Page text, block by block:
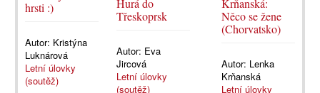
hrsti :)
Autor: Kristýna
Luknárová
Letní úlovky
(soutěž)
Hurá do
Třeskoprsk
Autor: Eva
Jircová
Letní úlovky
(soutěž)
Krňanská:
Něco se žene
(Chorvatsko)
Autor: Lenka
Krňanská
Letní úlovky